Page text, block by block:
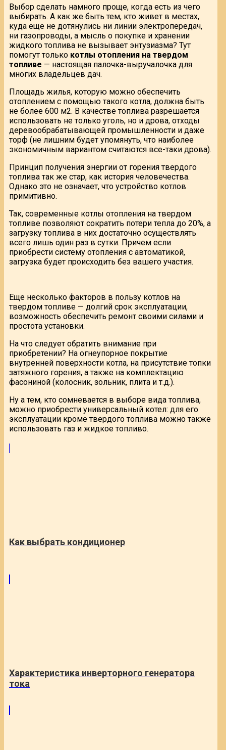
Выбор сделать намного проще, когда есть из чего
выбирать. А как же быть тем, кто живет в местах,
куда еще не дотянулись ни линии электропередач,
ни газопроводы, а мысль о покупке и хранении
жидкого топлива не вызывает энтузиазма? Тут
помогут только котлы отопления на твердом
топливе — настоящая палочка-выручалочка для
многих владельцев дач.
Площадь жилья, которую можно обеспечить
отоплением с помощью такого котла, должна быть
не более 600 м2. В качестве топлива разрешается
использовать не только уголь, но и дрова, отходы
деревообрабатывающей промышленности и даже
торф (не лишним будет упомянуть, что наиболее
экономичным вариантом считаются все-таки дрова).
Принцип получения энергии от горения твердого
топлива так же стар, как история человечества.
Однако это не означает, что устройство котлов
примитивно.
Так, современные котлы отопления на твердом
топливе позволяют сократить потери тепла до 20%, а
загрузку топлива в них достаточно осуществлять
всего лишь один раз в сутки. Причем если
приобрести систему отопления с автоматикой,
загрузка будет происходить без вашего участия.
Еще несколько факторов в пользу котлов на
твердом топливе — долгий срок эксплуатации,
возможность обеспечить ремонт своими силами и
простота установки.
На что следует обратить внимание при
приобретении? На огнеупорное покрытие
внутренней поверхности котла, на присутствие топки
затяжного горения, а также на комплектацию
фасониной (колосник, зольник, плита и т.д.).
Ну а тем, кто сомневается в выборе вида топлива,
можно приобрести универсальный котел: для его
эксплуатации кроме твердого топлива можно также
использовать газ и жидкое топливо.
Как выбрать кондиционер
Характеристика инверторного генератора
тока